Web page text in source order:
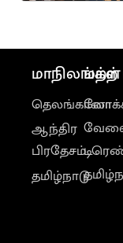
மாநிலங்கள்
தெலங்கானா
ஆந்திர
பிரதேசம்
தமிழ்நாடு
மற்ற